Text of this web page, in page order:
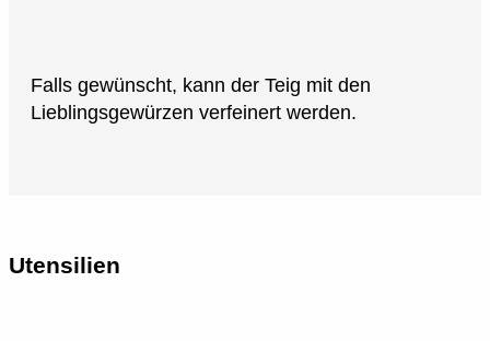
Falls gewünscht, kann der Teig mit den
Lieblingsgewürzen verfeinert werden.
Utensilien